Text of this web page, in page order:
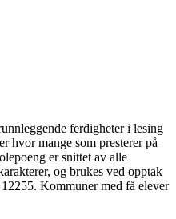
ferdigheter i lesing
hvor mange som presterer på
er snittet av alle
og brukes ved opptak
Kommuner med få elever